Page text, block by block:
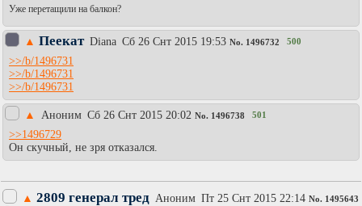
Уже перетащили на балкон?
▲ Пеекат Diаna Сб 26 Снт 2015 19:53 No. 1496732 500
>>/b/1496731
>>/b/1496731
>>/b/1496731
▲ Аноним Сб 26 Снт 2015 20:02 No. 1496738 501
>>1496729
Он скучный, не зря отказался.
▲ 2809 генерал тред Аноним Пт 25 Снт 2015 22:14 No. 1495643